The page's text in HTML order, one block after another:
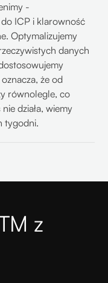
-
ICP i klarowność
Optymalizujemy
danych
że od
równolegle, co
działa, wiemy
tygodni.
z